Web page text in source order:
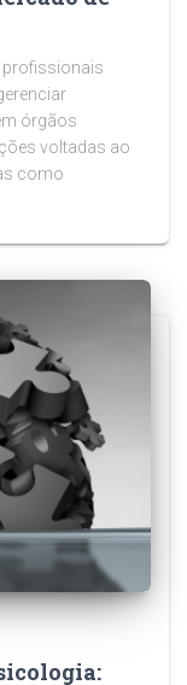
profissionais
órgãos
voltadas ao
como